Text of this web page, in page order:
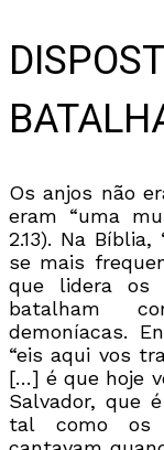
Os anjos não
eram “uma
2.13). Na
se mais
que lidera os
batalham
demoníacas.
“eis aqui vos
[…] é que hoje
Salvador, que
tal como os